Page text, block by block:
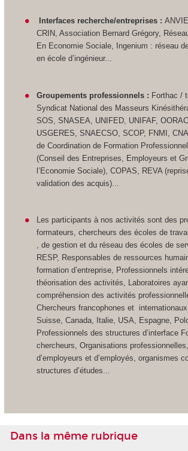
Interfaces recherche/entreprises :
CRIN, Association Bernard Grégory,
En Economie Sociale, Ingenium : réseau
en école d’ingénieur...
Groupements professionnels : Forthac /
Syndicat National des Masseurs
SOS, SNASEA, UNIFED, UNIFAF,
USGERES, SNAECSO, SCOP, FNMI,
de Coordination de Formation
(Conseil des Entreprises, Employeurs et
l’Economie Sociale), COPAS, REVA
validation des acquis)...
Les participants à nos activités sont des
formateurs, chercheurs des écoles de
, de gestion et du réseau des écoles de
RESP, Responsables de ressources
formation d’entreprise, Professionnels
théorisation des activités, Laboratoires
compréhension des activités
Chercheurs francophones et
Suisse, Canada, Italie, USA, Espagne,
Professionnels des structures d’interface
chercheurs, Organisations
d’employeurs et d’employés, organismes
structures d’études...
Dans la même rubrique